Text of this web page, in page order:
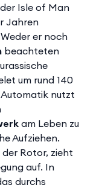
Isle of Man
Jahren
er noch
beachteten
um rund 140
Automatik nutzt
am Leben zu
Aufziehen.
der Rotor, zieht
auf. In
durchs